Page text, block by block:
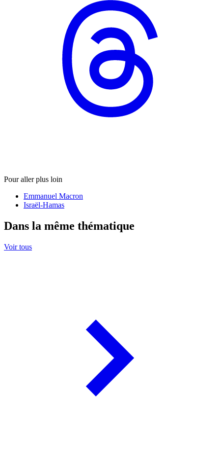
Pour aller plus loin
Emmanuel Macron
Israël-Hamas
Dans la même thématique
Voir tous